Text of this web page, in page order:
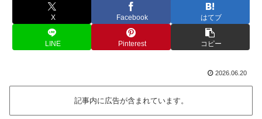
X Facebook はてブ
LINE Pinterest コピー
2026.06.20
記事内に広告が含まれています。